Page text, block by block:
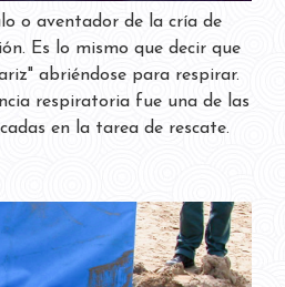
o aventador de la cría de
Es lo mismo que decir que
abriéndose para respirar.
respiratoria fue una de las
en la tarea de rescate.